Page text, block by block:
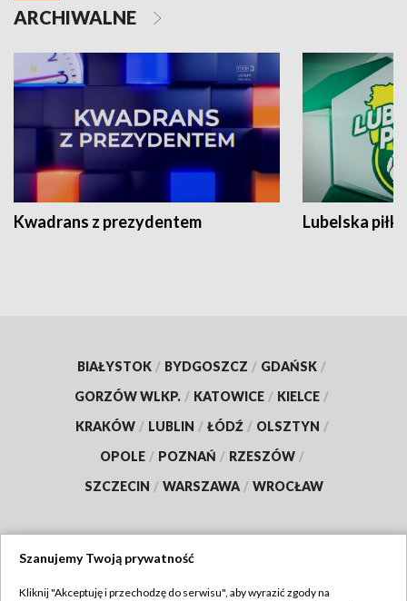
ARCHIWALNE
Kwadrans z prezydentem Lubelska piłka
BIAŁYSTOK / BYDGOSZCZ / GDAŃSK /
GORZÓW WLKP. / KATOWICE / KIELCE /
KRAKÓW / LUBLIN / ŁÓDŹ / OLSZTYN /
OPOLE / POZNAŃ / RZESZÓW /
SZCZECIN / WARSZAWA / WROCŁAW
Szanujemy Twoją prywatność
Kliknij "Akceptuję i przechodzę do serwisu", aby wyrazić zgody na